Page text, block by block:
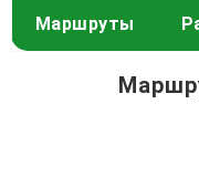
Маршруты